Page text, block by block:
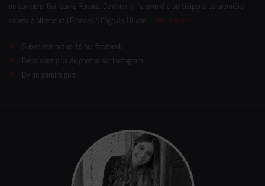
de son père, Guillaume Pereira. Ce chemin l'a amené à participer à sa première
course à Mirecourt (France) à l'âge de 10 ans... Lire la suite
Suivre son actualité sur facebook
Découvrez plus de photos sur Instagram
Dylan-pereira.com